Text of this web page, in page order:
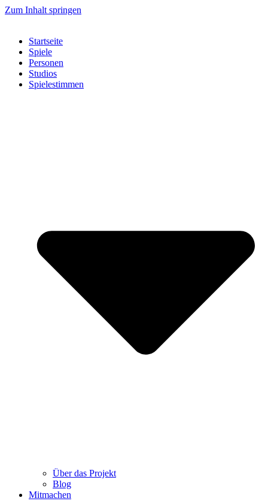
Zum Inhalt springen
Startseite
Spiele
Personen
Studios
Spielestimmen
Über das Projekt
Blog
Mitmachen